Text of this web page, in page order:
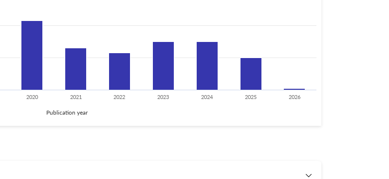
Publication year
2020 2021 2022 2023 2024 2025 2026